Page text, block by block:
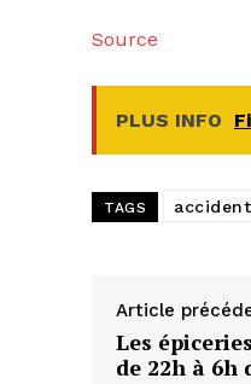
Source
PLUS INFO
TAGS accident
Article
Les
de 22h à